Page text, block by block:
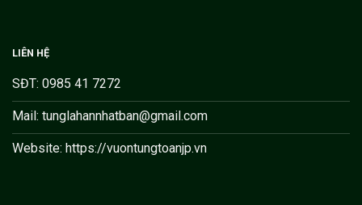
LIÊN HỆ
SĐT: 0985 41 7272
Mail: tunglahannhatban@gmail.com
Website: https://vuontungtoanjp.vn